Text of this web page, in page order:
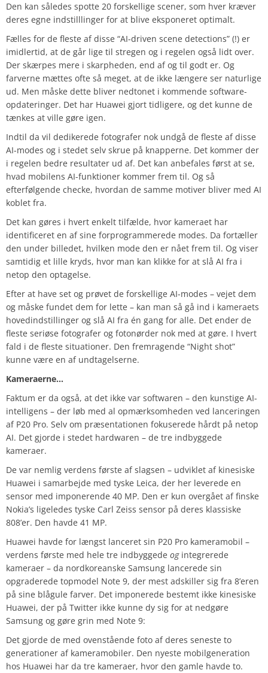
Den kan således spotte 20 forskellige scener, som hver kræver
deres egne indstilllinger for at blive eksponeret optimalt.
Fælles for de fleste af disse “AI-driven scene detections” (!) er
imidlertid, at de går lige til stregen og i regelen også lidt over.
Der skærpes mere i skarpheden, end af og til godt er. Og
farverne mættes ofte så meget, at de ikke længere ser naturlige
ud. Men måske dette bliver nedtonet i kommende software-
opdateringer. Det har Huawei gjort tidligere, og det kunne de
tænkes at ville gøre igen.
Indtil da vil dedikerede fotografer nok undgå de fleste af disse
AI-modes og i stedet selv skrue på knapperne. Det kommer der
i regelen bedre resultater ud af. Det kan anbefales først at se,
hvad mobilens AI-funktioner kommer frem til. Og så
efterfølgende checke, hvordan de samme motiver bliver med AI
koblet fra.
Det kan gøres i hvert enkelt tilfælde, hvor kameraet har
identificeret en af sine forprogrammerede modes. Da fortæller
den under billedet, hvilken mode den er nået frem til. Og viser
samtidig et lille kryds, hvor man kan klikke for at slå AI fra i
netop den optagelse.
Efter at have set og prøvet de forskellige AI-modes – vejet dem
og måske fundet dem for lette – kan man så gå ind i kameraets
hovedindstillinger og slå AI fra én gang for alle. Det ender de
fleste seriøse fotografer og fotonørder nok med at gøre. I hvert
fald i de fleste situationer. Den fremragende “Night shot”
kunne være en af undtagelserne.
Kameraerne…
Faktum er da også, at det ikke var softwaren – den kunstige AI-
intelligens – der løb med al opmærksomheden ved lanceringen
af P20 Pro. Selv om præsentationen fokuserede hårdt på netop
AI. Det gjorde i stedet hardwaren – de tre indbyggede
kameraer.
De var nemlig verdens første af slagsen – udviklet af kinesiske
Huawei i samarbejde med tyske Leica, der her leverede en
sensor med imponerende 40 MP. Den er kun overgået af finske
Nokia’s ligeledes tyske Carl Zeiss sensor på deres klassiske
808’er. Den havde 41 MP.
Huawei havde for længst lanceret sin P20 Pro kameramobil –
verdens første med hele tre indbyggede ogintegrerede
kameraer – da nordkoreanske Samsung lancerede sin
opgraderede topmodel Note 9, der mest adskiller sig fra 8’eren
på sine blågule farver. Det imponerede bestemt ikke kinesiske
Huawei, der på Twitter ikke kunne dy sig for at nedgøre
Samsung og gøre grin med Note 9:
Det gjorde de med ovenstående foto af deres seneste to
generationer af kameramobiler. Den nyeste mobilgeneration
hos Huawei har da tre kameraer, hvor den gamle havde to.